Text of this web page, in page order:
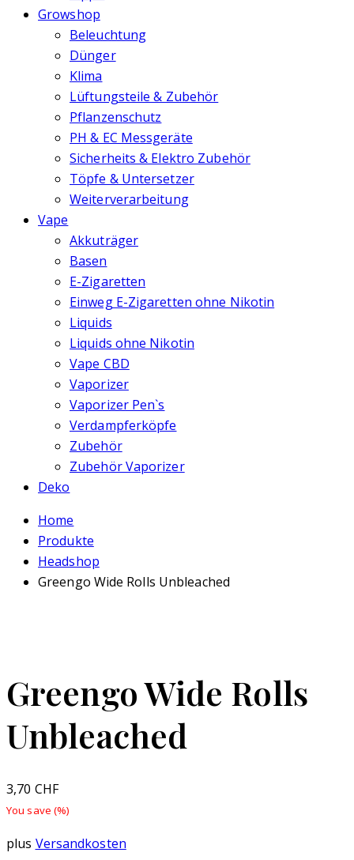
Growshop
Beleuchtung
Dünger
Klima
Lüftungsteile & Zubehör
Pflanzenschutz
PH & EC Messgeräte
Sicherheits & Elektro Zubehör
Töpfe & Untersetzer
Weiterverarbeitung
Vape
Akkuträger
Basen
E-Zigaretten
Einweg E-Zigaretten ohne Nikotin
Liquids
Liquids ohne Nikotin
Vape CBD
Vaporizer
Vaporizer Pen`s
Verdampferköpfe
Zubehör
Zubehör Vaporizer
Deko
Home
Produkte
Headshop
Greengo Wide Rolls Unbleached
Greengo Wide Rolls
Unbleached
3,70 CHF
You save (%)
plus Versandkosten